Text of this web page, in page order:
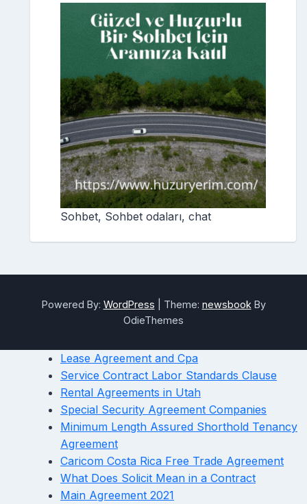
Sohbet, Sohbet odaları, chat
Powered By: WordPress Theme: newsbook By
OdieThemes
Lease Agreement and Cpa
Service Contract Labor Standards Clause
Rental Agreements in Utah
Special Security Agreement Companies
Minimum Length Assured Shorthold Tenancy
Agreement
Caricom Costa Rica Free Trade Agreement
What Does Solicit Mean in a Contract
Main Agreement 2021